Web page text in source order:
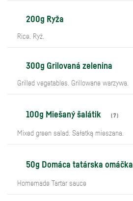
200g Ryža
Rice. Ryż.
300g Grilovaná zelenina
Grilled vegetables. Grillowane warzywa.
100g Miešaný šalátik (7)
Mixed green salad. Sałatką mieszana.
50g Domáca tatárska omáčka
Homemade Tartar sauce